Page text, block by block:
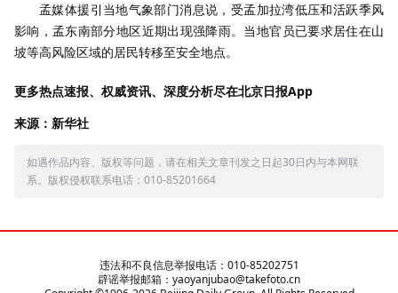
孟媒体援引当地气象部门消息说，受孟加拉湾低压和活跃季风
影响，孟东南部分地区近期出现强降雨。当地官员已要求居住在山
坡等高风险区域的居民转移至安全地点。
更多热点速报、权威资讯、深度分析尽在北京日报App
来源：新华社
如遇作品内容、版权等问题，请在相关文章刊发之日起30日内与本网联
系。版权侵权联系电话：010-85201664
违法和不良信息举报电话：010-85202751
辟谣举报邮箱：yaoyanjubao@takefoto.cn